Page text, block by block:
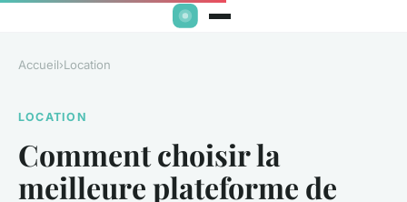
Accueil›Location
LOCATION
Comment choisir la
meilleure plateforme de